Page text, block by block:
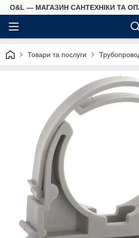
O&L — МАГАЗИН САНТЕХНІКИ ТА
Товари та послуги